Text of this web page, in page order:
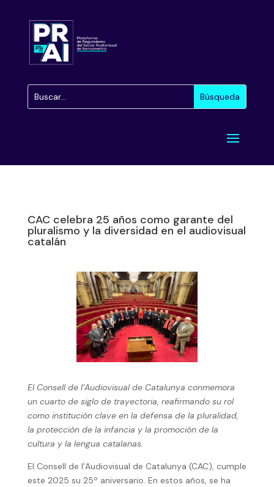
CAC celebra 25 años como garante del
pluralismo y la diversidad en el audiovisual
catalán
El Consell de l’Audiovisual de Catalunya conmemora
un cuarto de siglo de trayectoria, reafirmando su rol
como institución clave en la defensa de la pluralidad,
la protección de la infancia y la promoción de la
cultura y la lengua catalanas.
El Consell de l’Audiovisual de Catalunya (CAC), cumple
este 2025 su 25º aniversario. En estos años, se ha